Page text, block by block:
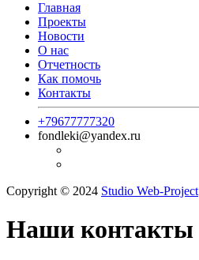
Главная
Проекты
Новости
О нас
Отчетность
Как помочь
Контакты
+79677777320
fondleki@yandex.ru
Copyright © 2024 Studio Web-Project
Наши контакты